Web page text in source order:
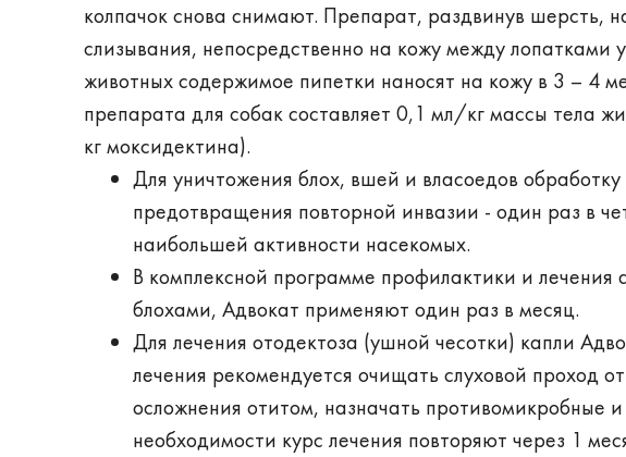
колпачок снова снимают. Препарат, раздвинув шерсть,
слизывания, непосредственно на кожу между
животных содержимое пипетки наносят на кожу в 3 – 4
препарата для собак составляет 0,1 мл/кг массы тела
кг моксидектина).
Для уничтожения блох, вшей и власоедов
предотвращения повторной инвазии - один раз в
наибольшей активности насекомых.
В комплексной программе профилактики и лечения
блохами, Адвокат применяют один раз в месяц.
Для лечения отодектоза (ушной чесотки) капли
лечения рекомендуется очищать слуховой проход
осложнения отитом, назначать противомикробные
необходимости курс лечения повторяют через 1